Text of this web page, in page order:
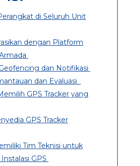
di Seluruh Unit
dengan Platform
dan Notifikasi
dan Evaluasi
GPS Tracker yang
GPS Tracker
Tim Teknisi untuk
GPS